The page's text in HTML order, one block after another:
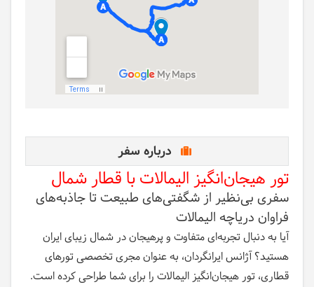
درباره سفر
تور هیجان‌انگیز الیمالات با قطار شمال
سفری بی‌نظیر از شگفتی‌های طبیعت تا جاذبه‌های
فراوان دریاچه الیمالات
آیا به دنبال تجربه‌ای متفاوت و پرهیجان در شمال زیبای ایران
هستید؟ آژانس ایرانگردان، به عنوان مجری تخصصی تورهای
قطاری، تور هیجان‌انگیز الیمالات را برای شما طراحی کرده است.